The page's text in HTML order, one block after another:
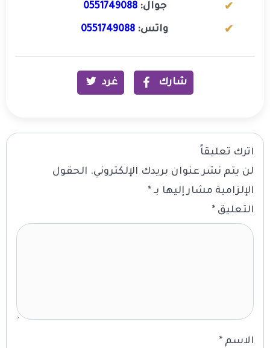
جوال:0551749088
واتس: 0551749088
شارك غرد
اترك تعليقاً
لن يتم نشر عنوان بريدك الإلكتروني. الحقول
الإلزامية مشار إليها بـ *
التعليق *
الاسم *